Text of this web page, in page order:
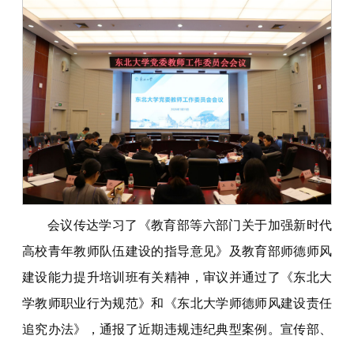
会议传达学习了《教育部等六部门关于加强新时代
高校青年教师队伍建设的指导意见》及教育部师德师风
建设能力提升培训班有关精神，审议并通过了《东北大
学教师职业行为规范》和《东北大学师德师风建设责任
追究办法》，通报了近期违规违纪典型案例。宣传部、